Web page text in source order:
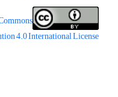
4.0 International License